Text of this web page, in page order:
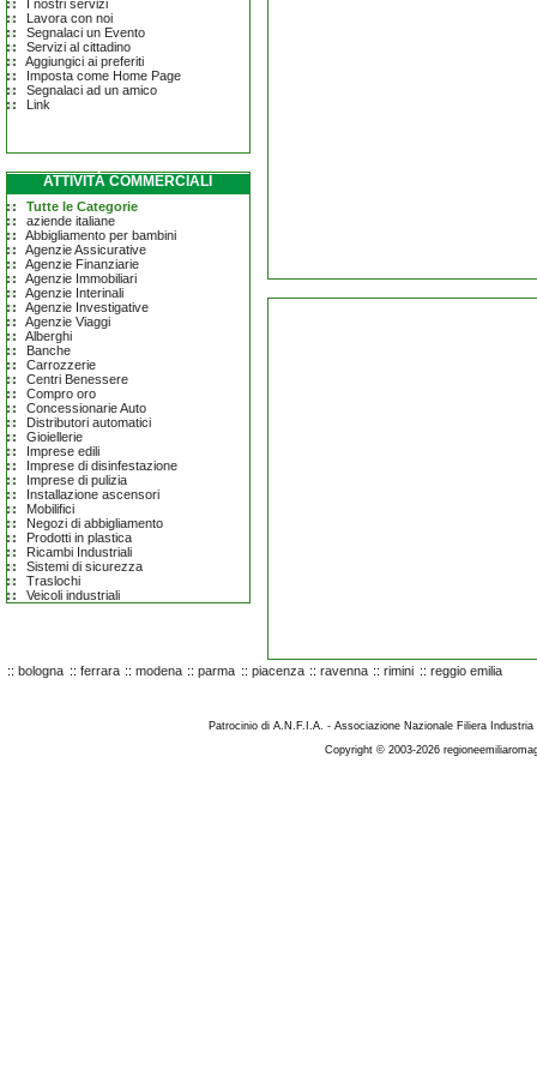
I nostri servizi
Lavora con noi
Segnalaci un Evento
Servizi al cittadino
Aggiungici ai preferiti
Imposta come Home Page
Segnalaci ad un amico
Link
ATTIVITÀ COMMERCIALI
Tutte le Categorie
aziende italiane
Abbigliamento per bambini
Agenzie Assicurative
Agenzie Finanziarie
Agenzie Immobiliari
Agenzie Interinali
Agenzie Investigative
Agenzie Viaggi
Alberghi
Banche
Carrozzerie
Centri Benessere
Compro oro
Concessionarie Auto
Distributori automatici
Gioiellerie
Imprese edili
Imprese di disinfestazione
Imprese di pulizia
Installazione ascensori
Mobilifici
Negozi di abbigliamento
Prodotti in plastica
Ricambi Industriali
Sistemi di sicurezza
Traslochi
Veicoli industriali
:: bologna :: ferrara :: modena :: parma :: piacenza :: ravenna :: rimini :: reggio emilia
Patrocinio di A.N.F.I.A. - Associazione Nazionale Filiera
Copyright © 2003-2026